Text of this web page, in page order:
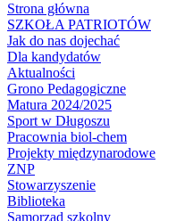
Strona główna
SZKOŁA PATRIOTÓW
Jak do nas dojechać
Dla kandydatów
Aktualności
Grono Pedagogiczne
Matura 2024/2025
Sport w Długoszu
Pracownia biol-chem
Projekty międzynarodowe
ZNP
Stowarzyszenie
Biblioteka
Samorząd szkolny